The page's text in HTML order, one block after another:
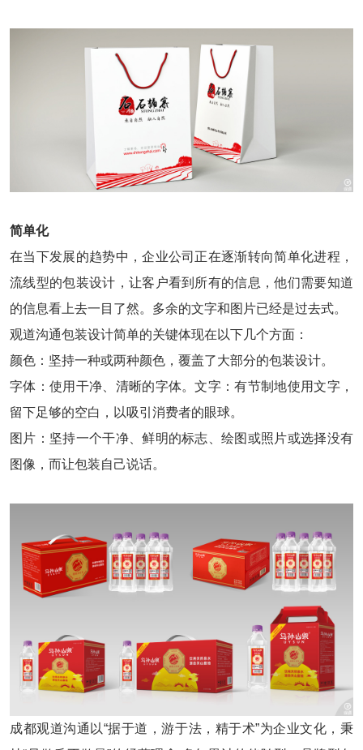
简单化
在当下发展的趋势中，企业公司正在逐渐转向简单化进程，
流线型的包装设计，让客户看到所有的信息，他们需要知道
的信息看上去一目了然。多余的文字和图片已经是过去式。
观道沟通包装设计简单的关键体现在以下几个方面：
颜色：坚持一种或两种颜色，覆盖了大部分的包装设计。
字体：使用干净、清晰的字体。文字：有节制地使用文字，
留下足够的空白，以吸引消费者的眼球。
图片：坚持一个干净、鲜明的标志、绘图或照片或选择没有
图像，而让包装自己说话。
成都观道沟通以“据于道，游于法，精于术”为企业文化，秉